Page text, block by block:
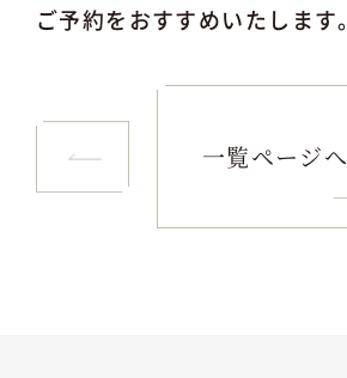
ご予約をおすすめいたします。
一覧ページへ